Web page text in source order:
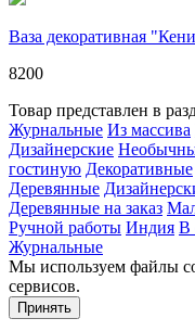
Ваза декоративная
8200
Товар представлен в
Журнальные Из массива
Дизайнерские
гостиную Декоративные
Деревянные
Деревянные на заказ
Ручной работы Индия В
Журнальные
Мы используем файлы
сервисов.
Принять